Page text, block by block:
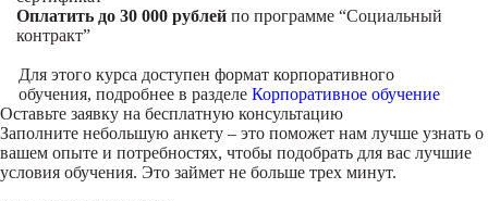
Оплатить до 30 000 рублей по программе “Социальный
контракт”
Для этого курса доступен формат корпоративного
обучения, подробнее в разделе Корпоративное обучение
Оставьте заявку на бесплатную консультацию
Заполните небольшую анкету – это поможет нам лучше узнать о
вашем опыте и потребностях, чтобы подобрать для вас лучшие
условия обучения. Это займет не больше трех минут.